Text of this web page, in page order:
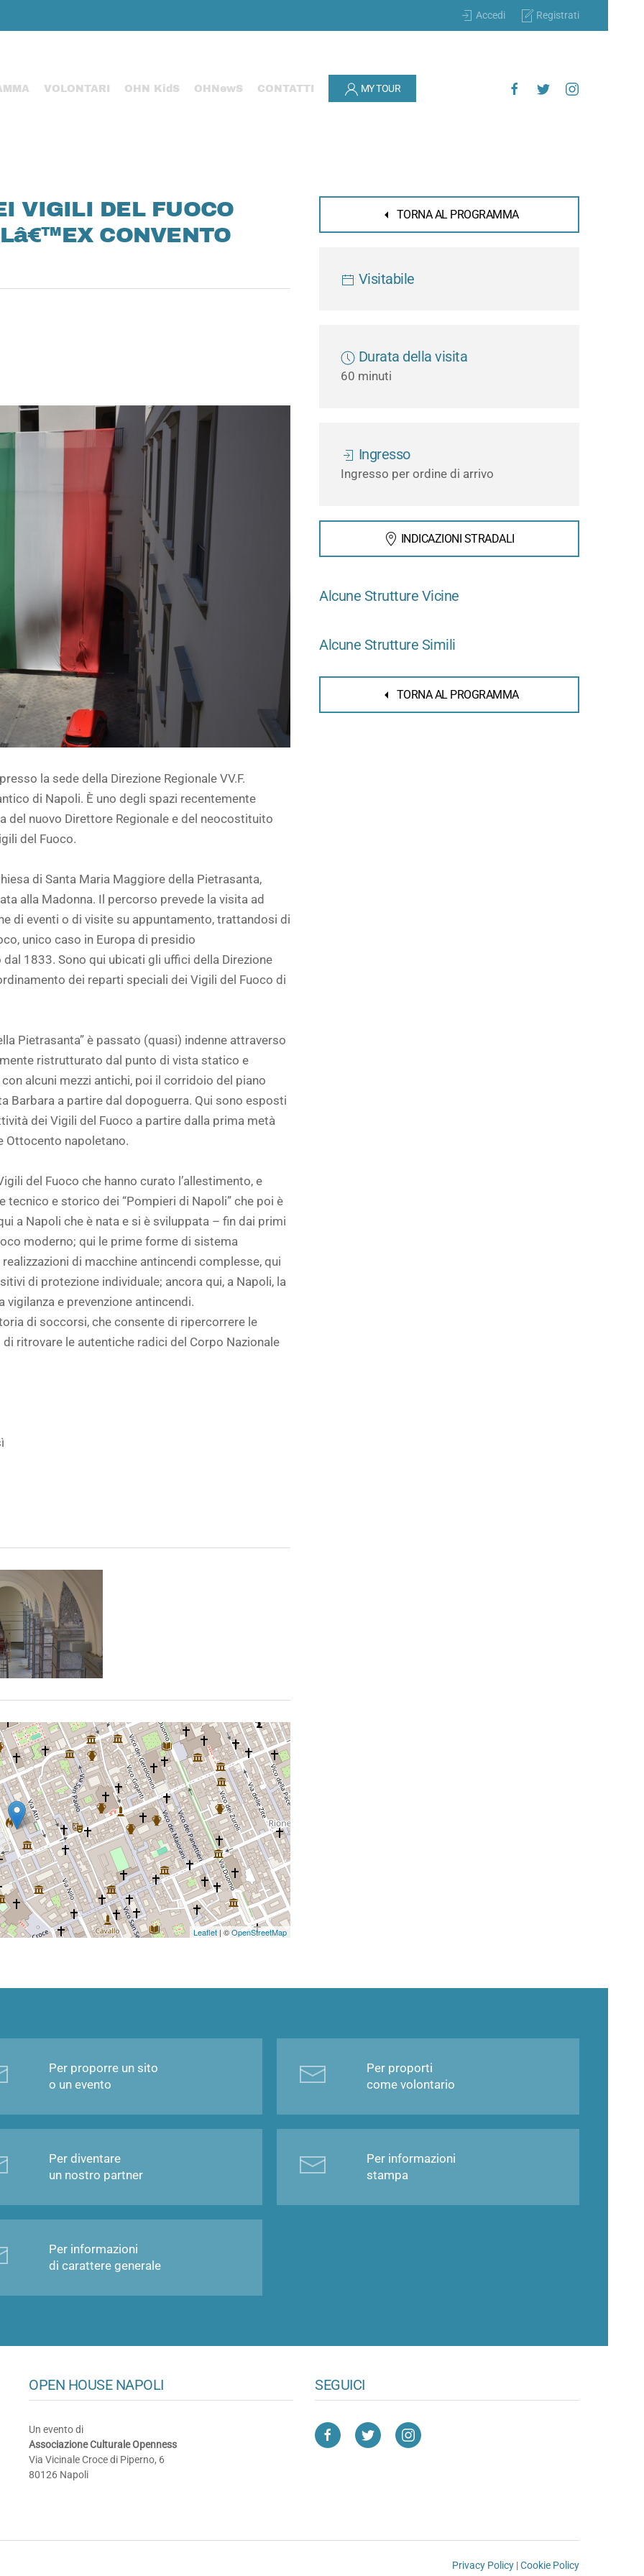
Accedi Registrati
VOLONTARI OHN KidS OHNewS CONTATTI MY TOUR
VIGILI DEL FUOCO
CONVENTO
la sede della Direzione Regionale VV.F.
di Napoli. È uno degli spazi recentemente
del nuovo Direttore Regionale e del neocostituito
del Fuoco.
di Santa Maria Maggiore della Pietrasanta,
alla Madonna. Il percorso prevede la visita ad
di eventi o di visite su appuntamento, trattandosi di
unico caso in Europa di presidio
1833. Sono qui ubicati gli uffici della Direzione
dei reparti speciali dei Vigili del Fuoco di
Pietrasanta” è passato (quasi) indenne attraverso
ristrutturato dal punto di vista statico e
alcuni mezzi antichi, poi il corridoio del piano
Barbara a partire dal dopoguerra. Qui sono esposti
dei Vigili del Fuoco a partire dalla prima metà
Ottocento napoletano.
del Fuoco che hanno curato l’allestimento, e
e storico dei “Pompieri di Napoli” che poi è
a Napoli che è nata e si è sviluppata – fin dai primi
moderno; qui le prime forme di sistema
di macchine antincendi complesse, qui
di protezione individuale; ancora qui, a Napoli, la
e prevenzione antincendi.
di soccorsi, che consente di ripercorrere le
ritrovare le autentiche radici del Corpo Nazionale
Leaflet | ©OpenStreetMap
TORNA AL PROGRAMMA
Visitabile
Durata della visita
60 minuti
Ingresso
Ingresso per ordine di arrivo
INDICAZIONI STRADALI
Alcune Strutture Vicine
Alcune Strutture Simili
TORNA AL PROGRAMMA
Per proporre un sito
o un evento
Per proporti
come volontario
Per diventare
un nostro partner
Per informazioni
stampa
Per informazioni
di carattere generale
OPEN HOUSE NAPOLI
Un evento di
Associazione Culturale Openness
Via Vicinale Croce di Piperno, 6
80126 Napoli
SEGUICI
Privacy Policy |Cookie Policy